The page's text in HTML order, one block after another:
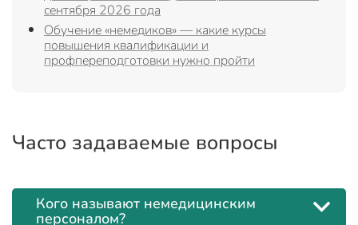
сентября 2026 года
Обучение «немедиков» — какие курсы
повышения квалификации и
профпереподготовки нужно пройти
Часто задаваемые вопросы
Кого называют немедицинским
персоналом?